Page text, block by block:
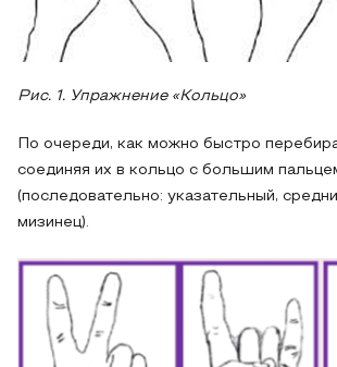
Рис. 1. Упражнение «Кольцо»
По очереди, как можно быстро
соединяя их в кольцо с большим
(последовательно: указательный,
мизинец).